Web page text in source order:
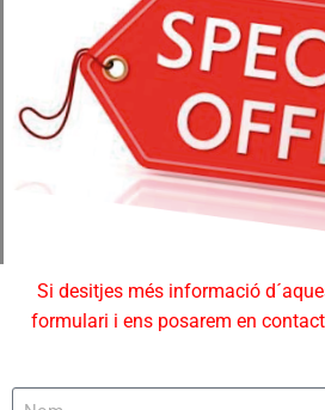
Si desitjes més informació
formulari i ens posarem en